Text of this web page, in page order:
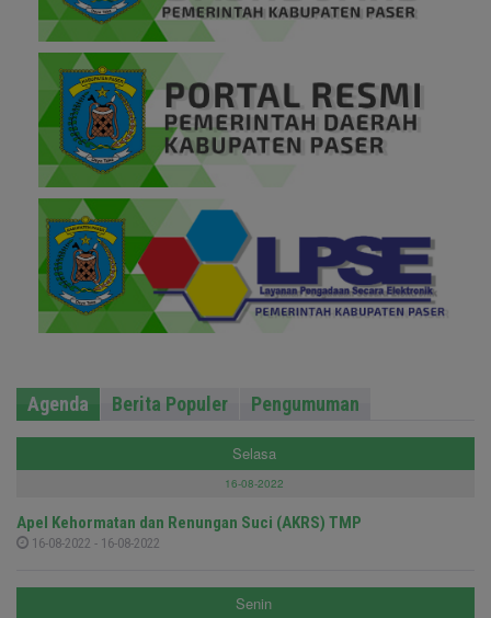
Agenda Berita Populer Pengumuman
Selasa
16-08-2022
Apel Kehormatan dan Renungan Suci (AKRS) TMP
16-08-2022 - 16-08-2022
Senin